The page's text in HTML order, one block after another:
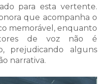
para esta vertente.
que acompanha o
memorável, enquanto
de voz não é
prejudicando alguns
narrativa.